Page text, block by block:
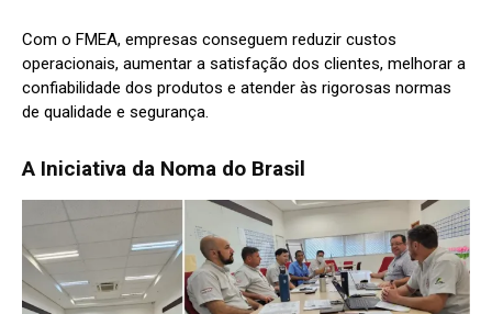
Com o FMEA, empresas conseguem reduzir custos
operacionais, aumentar a satisfação dos clientes, melhorar a
confiabilidade dos produtos e atender às rigorosas normas
de qualidade e segurança.
A Iniciativa da Noma do Brasil